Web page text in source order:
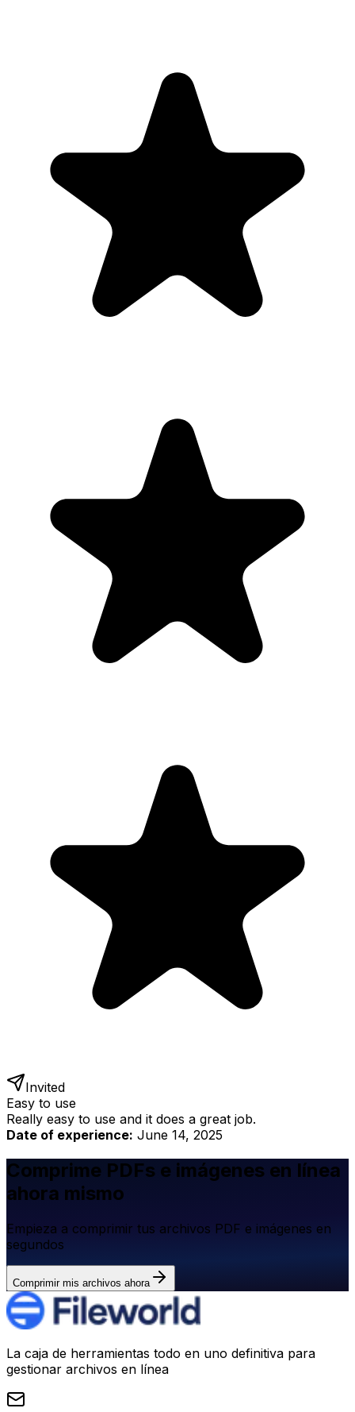
Invited
Easy to use
Really easy to use and it does a great job.
Date of experience: June 14, 2025
Comprime PDFs e imágenes en línea
ahora mismo
Empieza a comprimir tus archivos PDF e imágenes en
segundos
Comprimir mis archivos ahora
La caja de herramientas todo en uno definitiva para
gestionar archivos en línea